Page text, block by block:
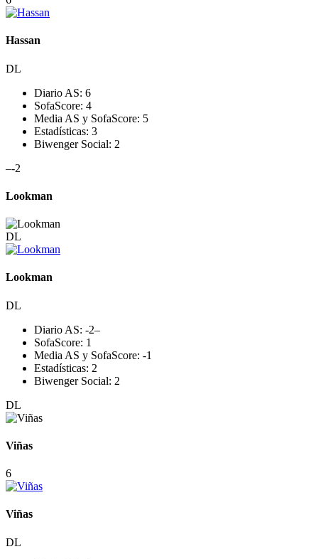
Hassan
DL
Diario AS: 6
SofaScore: 4
Media AS y SofaScore: 5
Estadísticas: 3
Biwenger Social: 2
–-2
Lookman
DL
Lookman
DL
Diario AS: -2–
SofaScore: 1
Media AS y SofaScore: -1
Estadísticas: 2
Biwenger Social: 2
DL
Viñas
6
Viñas
DL